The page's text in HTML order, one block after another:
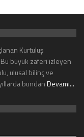
Kurtuluş
Bu büyük zaferi izleyen
ulusal bilinç ve
bundanDevamı...